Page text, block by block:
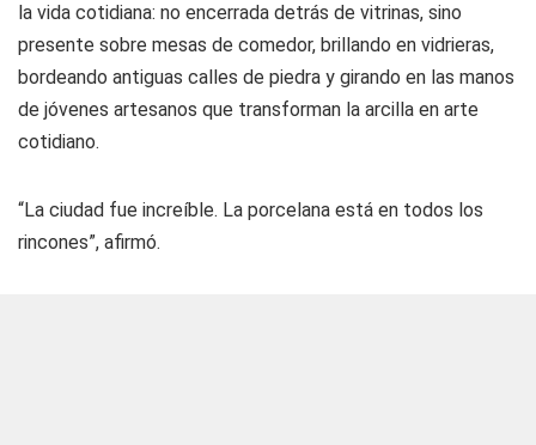
la vida cotidiana: no encerrada detrás de vitrinas, sino
presente sobre mesas de comedor, brillando en vidrieras,
bordeando antiguas calles de piedra y girando en las manos
de jóvenes artesanos que transforman la arcilla en arte
cotidiano.
“La ciudad fue increíble. La porcelana está en todos los
rincones”, afirmó.